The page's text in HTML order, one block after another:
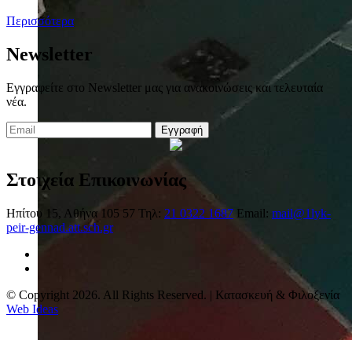
Περισσότερα
Newsletter
Εγγραφείτε στο Newsletter μας για ανακοινώσεις και τελευταία
νέα.
Εγγραφή
Στοιχεία Επικοινωνίας
Ηπίτου 15, Αθήνα 105 57 Τηλ: 21 0322 1687 Email: mail@1lyk-
peir-gennad.att.sch.gr
© Copyright 2026. All Rights Reserved. | Κατασκευή & Φιλοξενία
Web Ideas